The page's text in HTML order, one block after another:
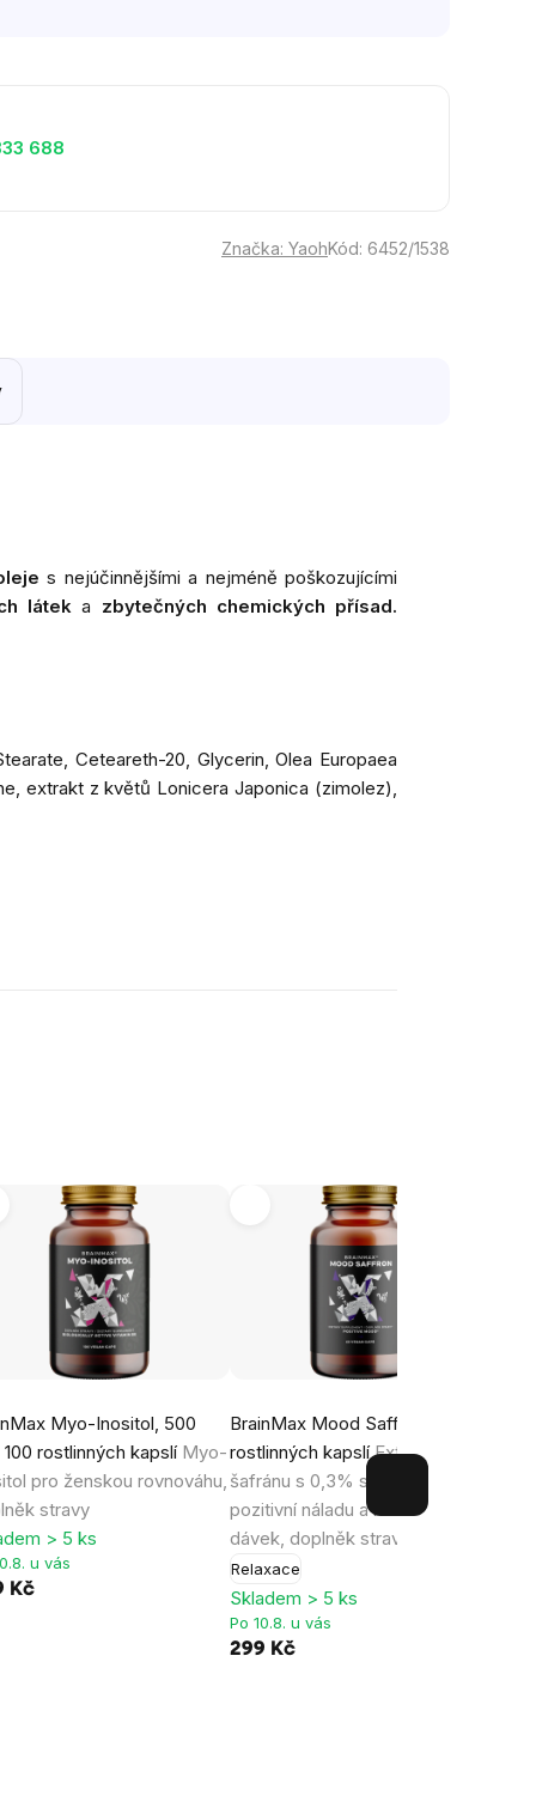
688
Značka: YaohKód: 6452/1538
s nejúčinnějšími a nejméně poškozujícími
látek a zbytečných chemických přísad.
Ceteareth-20, Glycerin, Olea Europaea
extrakt z květů Lonicera Japonica (zimolez),
Myo-Inositol, 500
100 rostlinných kapslí Myo-
pro ženskou rovnováhu,
stravy
> 5 ks
u vás
Kč
BrainMax Mood Saffron, 60
rostlinných kapslíExtrakt ze
šafránu s 0,3% safranalu pro
pozitivní náladu a relaxaci, 30
dávek, doplněk stravy
Relaxace
Skladem > 5 ks
Po 10.8. u vás
299 Kč